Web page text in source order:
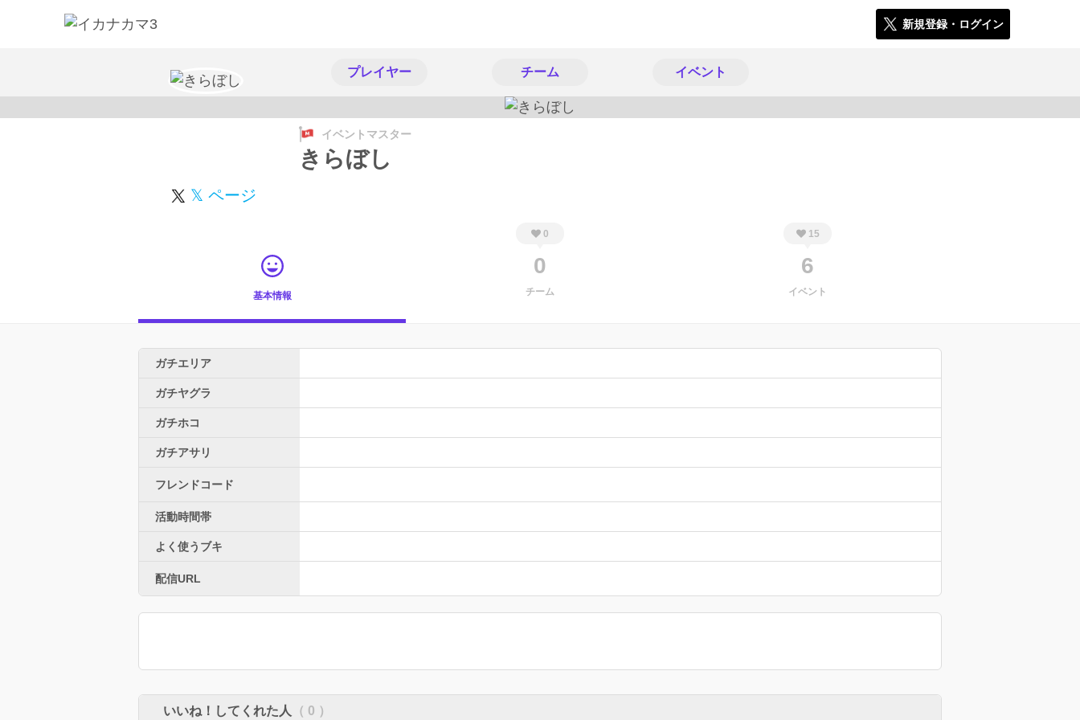
新規登録・ログイン
プレイヤー チーム イベント
イベントマスター
きらぼし
𝕏 ページ
基本情報
0
0
チーム
15
6
イベント
ガチエリア
ガチヤグラ
ガチホコ
ガチアサリ
フレンドコード
活動時間帯
よく使うブキ
配信URL
いいね！してくれた人 （ 0 ）